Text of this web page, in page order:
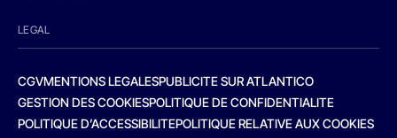
LEGAL
CGVMENTIONS LEGALESPUBLICITE SUR ATLANTICO
GESTION DES COOKIESPOLITIQUE DE CONFIDENTIALITE
POLITIQUE D’ACCESSIBILITEPOLITIQUE RELATIVE AUX COOKIES